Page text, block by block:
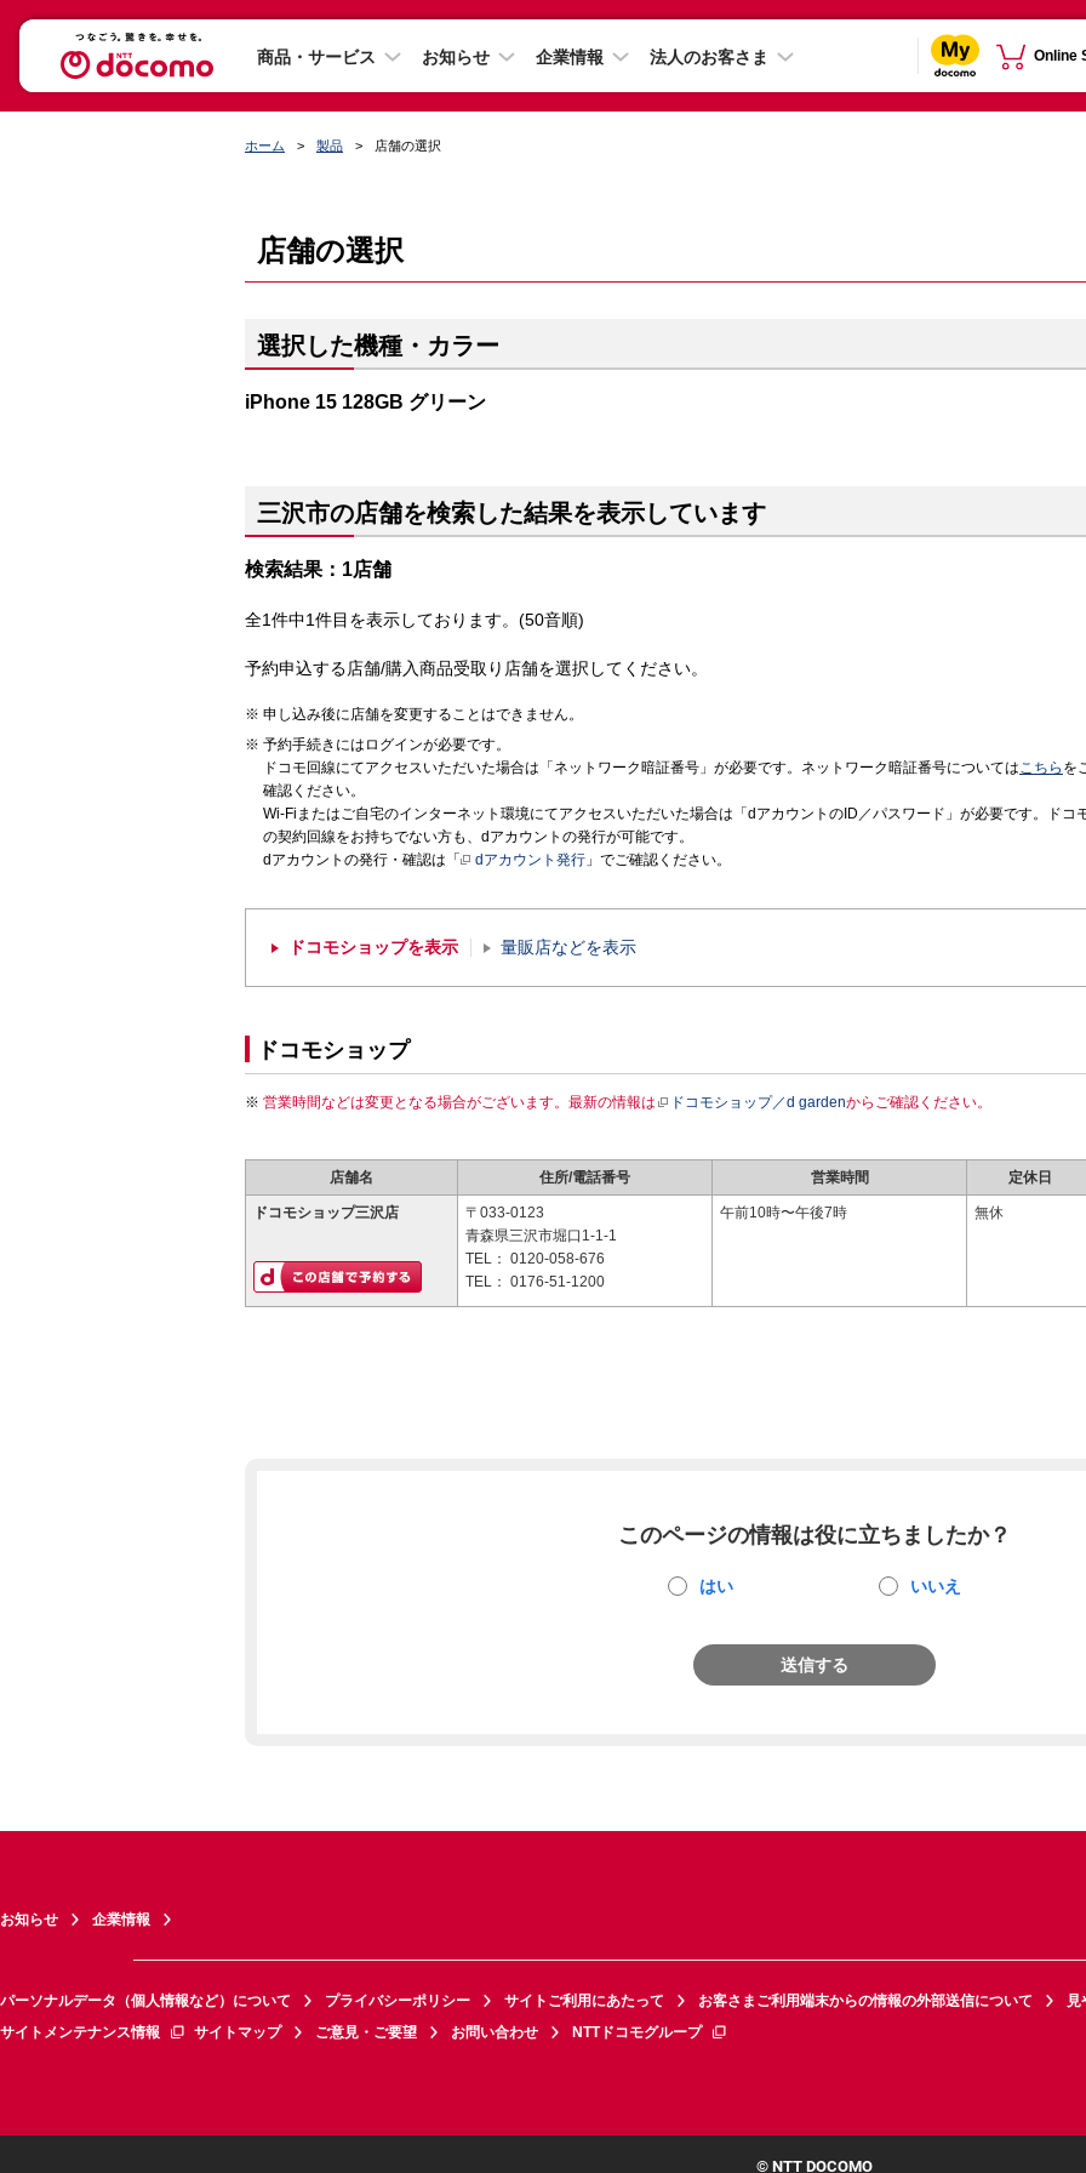
商品・サービス お知らせ 企業情報 法人のお客さま Online
ホーム 製品 店舗の選択
店舗の選択
選択した機種・カラー
iPhone 15 128GB グリーン
三沢市の店舗を検索した結果を表示しています
検索結果：1店舗
全1件中1件目を表示しております。(50音順)
予約申込する店舗/購入商品受取り店舗を選択してください。
申し込み後に店舗を変更することはできません。
予約手続きにはログインが必要です。
ドコモ回線にてアクセスいただいた場合は「ネットワーク暗証番号」が必要です。ネットワーク暗証番号についてはこちら を
確認ください。
Wi-Fiまたはご自宅のインターネット環境にてアクセスいただいた場合は「dアカウントのID／パスワード」が必要です。ドコ
の契約回線をお持ちでない方も、dアカウントの発行が可能です。
dアカウントの発行・確認は「
dアカウント発行 」でご確認ください。
ドコモショップを表示 量販店などを表示
ドコモショップ
営業時間などは変更となる場合がございます。最新の情報は ドコモショップ／d gardenからご確認ください。
店舗名 住所/電話番号 営業時間 定休日
ドコモショップ三沢店
〒033-0123
青森県三沢市堀口1-1-1
TEL： 0120-058-676
TEL： 0176-51-1200
午前10時〜午後7時 無休
このページの情報は役に立ちましたか？
はい いいえ
送信する
お知らせ 企業情報
パーソナルデータ（個人情報など）について プライバシーポリシー サイトご利用にあたって お客さまご利用端末からの情報の外部送信について
見
サイトメンテナンス情報
サイトマップ ご意見・ご要望 お問い合わせ NTTドコモグループ
© NTT DOCOMO